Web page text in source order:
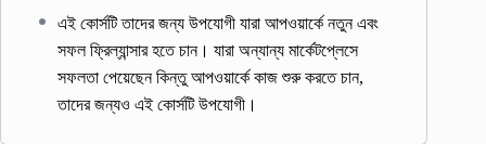
এই কোর্সটি তাদের জন্য উপযোগী যারা আপওয়ার্কে নতুন এবং
সফল ফ্রিল্যান্সার হতে চান। যারা অন্যান্য মার্কেটপ্লেসে
সফলতা পেয়েছেন কিন্তু আপওয়ার্কে কাজ শুরু করতে চান,
তাদের জন্যও এই কোর্সটি উপযোগী।